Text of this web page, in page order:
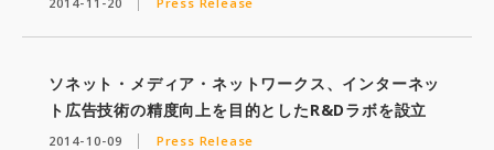
ソネット・メディア・ネットワークス、インターネッ
ト広告技術の精度向上を目的としたR&Dラボを設立
2014-10-09 Press Release